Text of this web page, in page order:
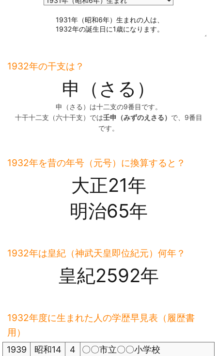
1932年の干支は？
申（さる）
申（さる）は十二支の9番目です。
十干十二支（六十干支）では壬申（みずのえさる） で、9番目
です。
1932年を昔の年号（元号）に換算すると？
大正21年
明治65年
1932年は皇紀（神武天皇即位紀元）何年？
皇紀2592年
1932年度に生まれた人の学歴早見表（履歴書
用）
1939
昭和14
4
〇〇市立〇〇小学校